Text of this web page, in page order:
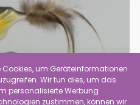
um Geräteinformationen
Wir tun dies, um das
personalisierte Werbung
zustimmen, können wir